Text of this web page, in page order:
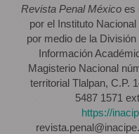
Revista Penal México es
por el Instituto
por medio de la
Información
Magisterio Nacional
territorial Tlalpan, C.P.
5487 1571
https://